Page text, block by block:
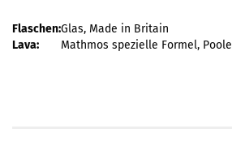
Flaschen:Glas, Made in Britain
Lava:
Mathmos spezielle Formel, Poole